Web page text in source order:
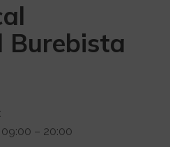
Burebista
09:00 – 20:00